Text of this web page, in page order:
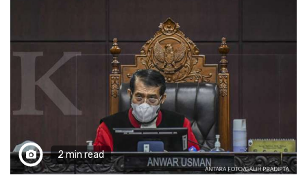
2 min read